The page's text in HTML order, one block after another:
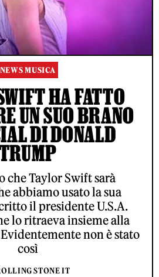
NEWS MUSICA
HA FATTO
UN SUO BRANO
DI DONALD
che Taylor Swift sarà
abbiamo usato la sua
il presidente U.S.A.
lo ritraeva insieme alla
non è stato
così
STONE IT